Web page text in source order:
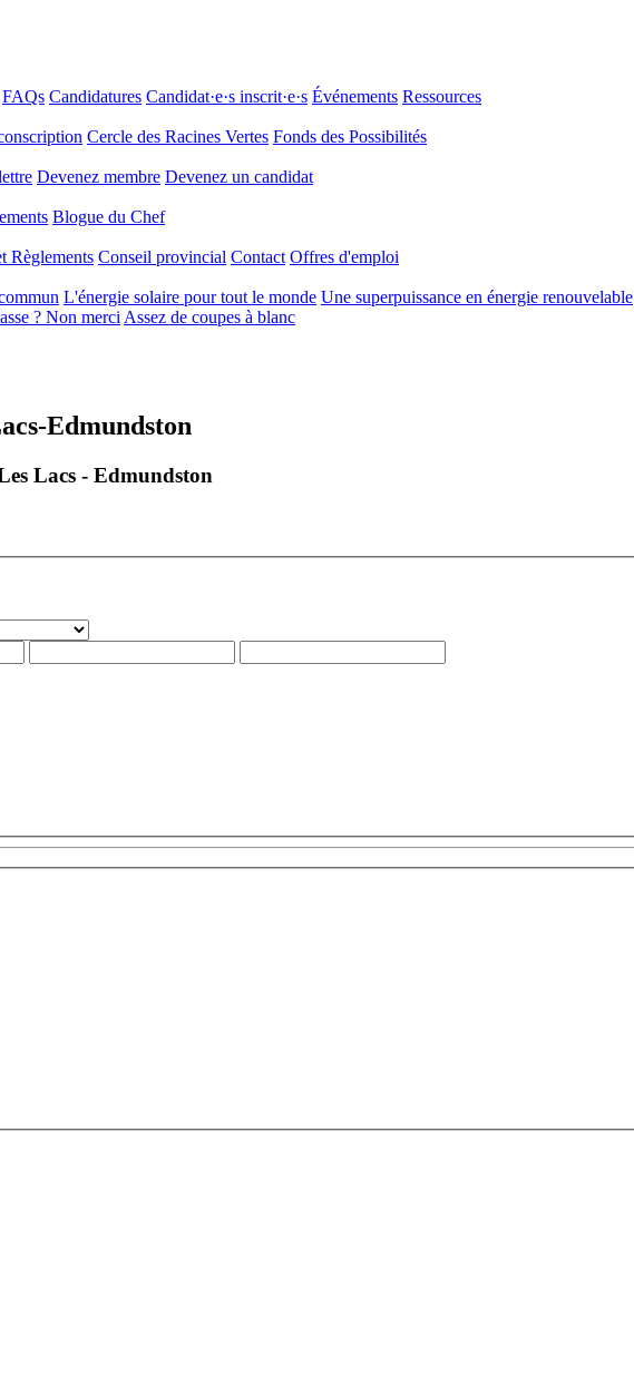
FAQs Candidatures Candidat·e·s inscrit·e·s Événements Ressources
Cercle des Racines Vertes Fonds des Possibilités
Devenez membre Devenez un candidat
Blogue du Chef
Règlements Conseil provincial Contact Offres d'emploi
L'énergie solaire pour tout le monde Une superpuissance en énergie renouvelable
? Non merci Assez de coupes à blanc
Edmundston
Lacs - Edmundston